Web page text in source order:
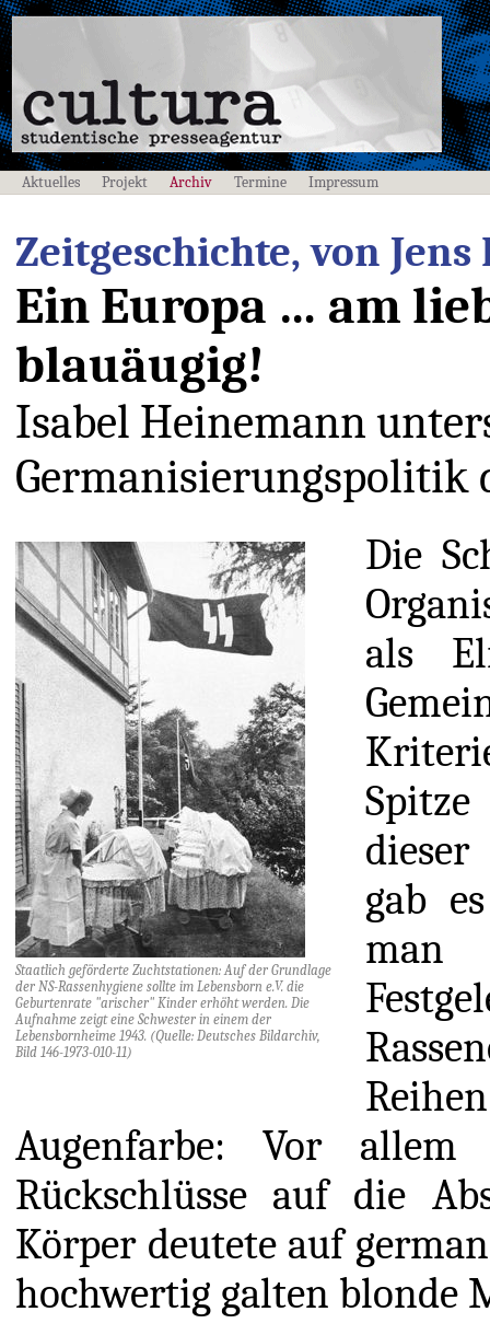
Aktuelles Projekt Archiv Termine Impressum
Zeitgeschichte, von Jens
Ein Europa … am
blauäugig!
Isabel Heinemann
Germanisierungspolitik
Staatlich geförderte Zuchtstationen: Auf der Grundlage
der NS-Rassenhygiene sollte im Lebensborn e.V. die
Geburtenrate "arischer" Kinder erhöht werden. Die
Aufnahme zeigt eine Schwester in einem der
Lebensbornheime 1943. (Quelle: Deutsches Bildarchiv,
Bild 146-1973-010-11)
Die
als
gab
man
Augenfarbe: Vor
Rückschlüsse auf die
Körper deutete auf
hochwertig galten blonde